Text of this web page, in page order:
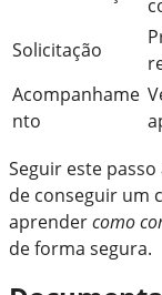
Solicitação
Acompanhame
nto
Seguir este
de conseguir um
aprendercomo
de forma segura.